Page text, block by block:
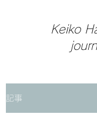
Keiko
記事